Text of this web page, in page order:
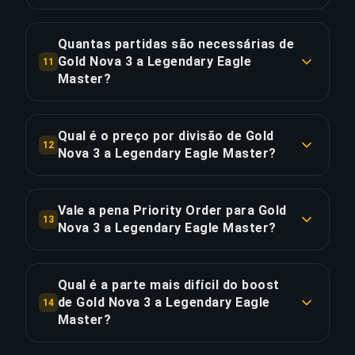
COPIAR LIGAÇÃO
(Brasil), LAN/LAS (América Latina), EUW, NA,
EUNE, OCE, TR, RU, KR, JP e mais.
COPIAR LIGAÇÃO
11
Quantas partidas são necessárias de
Gold Nova 3 a Legendary Eagle
Master?
jogo). Com Priority Order, poupa ~13.5 horas por
20% extra.
12
Qual é o preço por divisão de Gold
Nova 3 a Legendary Eagle Master?
Master custa €7.09 por divisão ao longo de 7
divisões. Total: €49.65.
13
Vale a pena Priority Order para Gold
Nova 3 a Legendary Eagle Master?
entrega 25% mais rápida, poupando cerca de
13.5 horas. Isto equivale a €0.74 por hora
poupada.
14
Qual é a parte mais difícil do boost
de Gold Nova 3 a Legendary Eagle
Master?